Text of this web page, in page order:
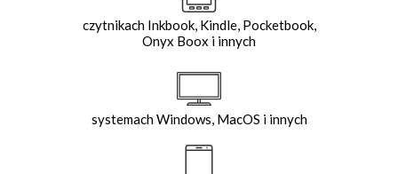
czytnikach Inkbook, Kindle, Pocketbook,
Onyx Boox i innych
systemach Windows, MacOS i innych